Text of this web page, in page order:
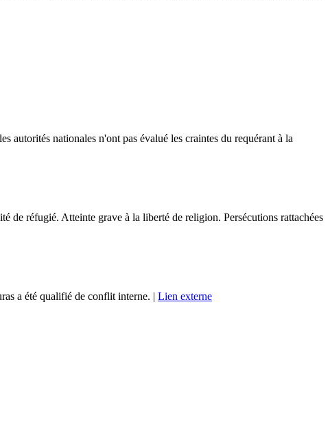
autorités nationales n'ont pas évalué les craintes du requérant à la
de réfugié. Atteinte grave à la liberté de religion. Persécutions rattachées
a été qualifié de conflit interne. | Lien externe